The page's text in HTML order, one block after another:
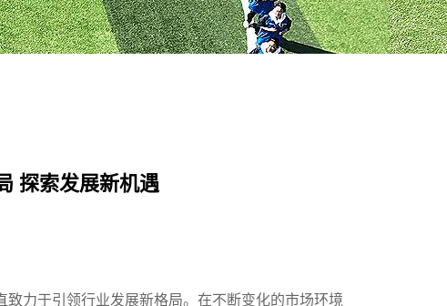
探索发展新机遇
力于引领行业发展新格局。在不断变化的市场环境